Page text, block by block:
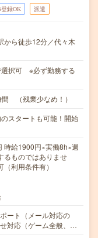
登録OK 派遣
から徒歩12分／代々木
選択可 ※必ず勤務する
（残業少なめ！）
スタートも可能！開始
給1900円×実働8h×週
るものではありませ
利用条件有）
ート（メール対応の
対応（ゲーム全般、…